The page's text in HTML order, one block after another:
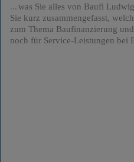
was Sie alles von Baufi
Sie kurz zusammengefasst,
zum Thema Baufinanzierung
noch für Service-Leistungen bei